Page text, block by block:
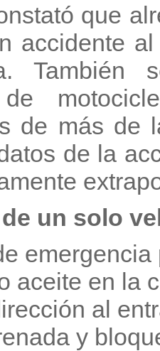
que
accidente
También
de
de más de
de la
un solo
aceite en la
al
y